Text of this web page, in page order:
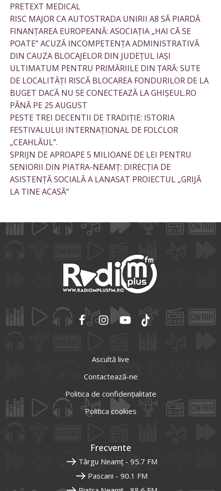
PRETEXT MEDICAL
RISC MAJOR CA AUTOSTRADA UNIRII A8 SĂ PIARDĂ
FINANȚAREA EUROPEANĂ: ASOCIAȚIA „HAI CĂ SE
POATE” ACUZĂ INCOMPETENȚA ADMINISTRATIVĂ
DIN CAUZA BLOCAJELOR DIN JUDEȚUL IAȘI
ULTIMATUM PENTRU PRIMĂRIILE DIN ȚARĂ: SUTE
DE LOCALITĂȚI RISCĂ BLOCAREA FONDURILOR DE LA
BUGET DACĂ NU SE CONECTEAZĂ LA GHIȘEUL.RO
PÂNĂ PE 25 AUGUST
PESTE TREI DECENTII DE TRADIȚIE: ISTORIA
FESTIVALULUI INTERNAȚIONAL DE FOLCLOR
„CEAHLĂUL”.
SPRIJN DE APROAPE 5 MILIOANE DE LEI PENTRU
SENIORII DIN PIATRA-NEAMȚ: DIRECȚIA DE
ASISTENȚĂ SOCIALĂ A LANASAT PROIECTUL „GRIJĂ
LA TINE ACASĂ”
Ascultă live
Contactează-ne
Politica de confidențialitate
Politica cookies
Frecvente
Târgu Neamț - 95.7 FM
Pascani - 90.1 FM